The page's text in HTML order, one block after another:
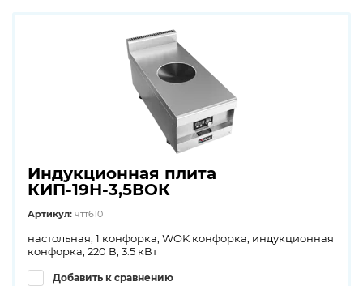
Индукционная плита
КИП-19Н-3,5ВОК
Артикул: чтт610
настольная, 1 конфорка, WOK конфорка, индукционная
конфорка, 220 В, 3.5 кВт
Добавить к сравнению